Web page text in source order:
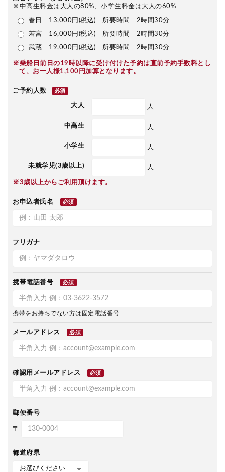
※中高生料金は大人の80%、小学生料金は大人の60%
春日 13,000円(税込) 所要時間 2時間30分
若宮 16,000円(税込) 所要時間 2時間30分
武蔵 19,000円(税込) 所要時間 2時間30分
※乗船日前日の19時以降に受け付けた予約は直前予約手数料とし
て、お一人様1,100円加算となります。
ご予約人数 必須
大人 人
中高生 人
小学生 人
未就学児(3歳以上) 人
※3歳以上からご利用頂けます。
お申込者氏名 必須
フリガナ
携帯電話番号 必須
携帯をお持ちでない方は固定電話番号
メールアドレス 必須
確認用メールアドレス 必須
郵便番号
〒
都道府県